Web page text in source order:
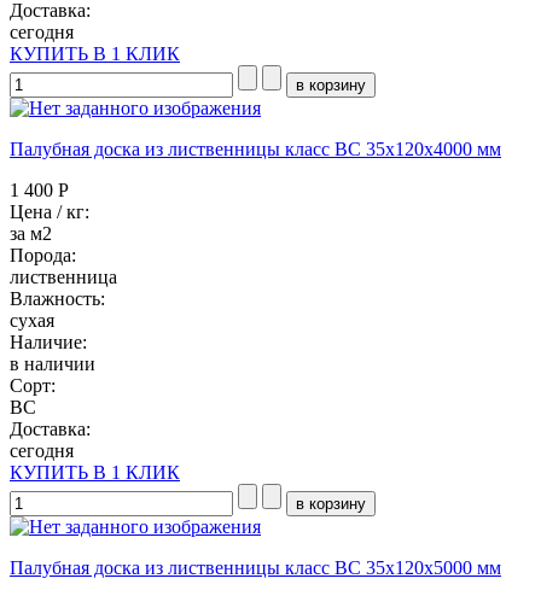
Доставка:
сегодня
КУПИТЬ В 1 КЛИК
Палубная доска из лиственницы класс ВC 35x120x4000 мм
1 400 Р
Цена / кг:
за м2
Порода:
лиственница
Влажность:
сухая
Наличие:
в наличии
Сорт:
BC
Доставка:
сегодня
КУПИТЬ В 1 КЛИК
Палубная доска из лиственницы класс ВC 35x120x5000 мм